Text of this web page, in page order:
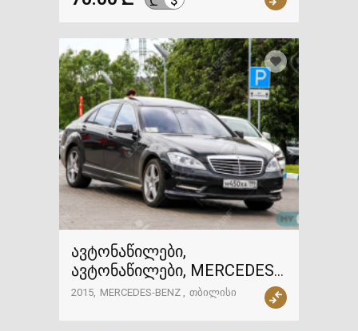
ავტონაწილები,
ავტონაწილები, MERCEDES-
BENZ
2015 MERCEDES-BENZ თბილისი